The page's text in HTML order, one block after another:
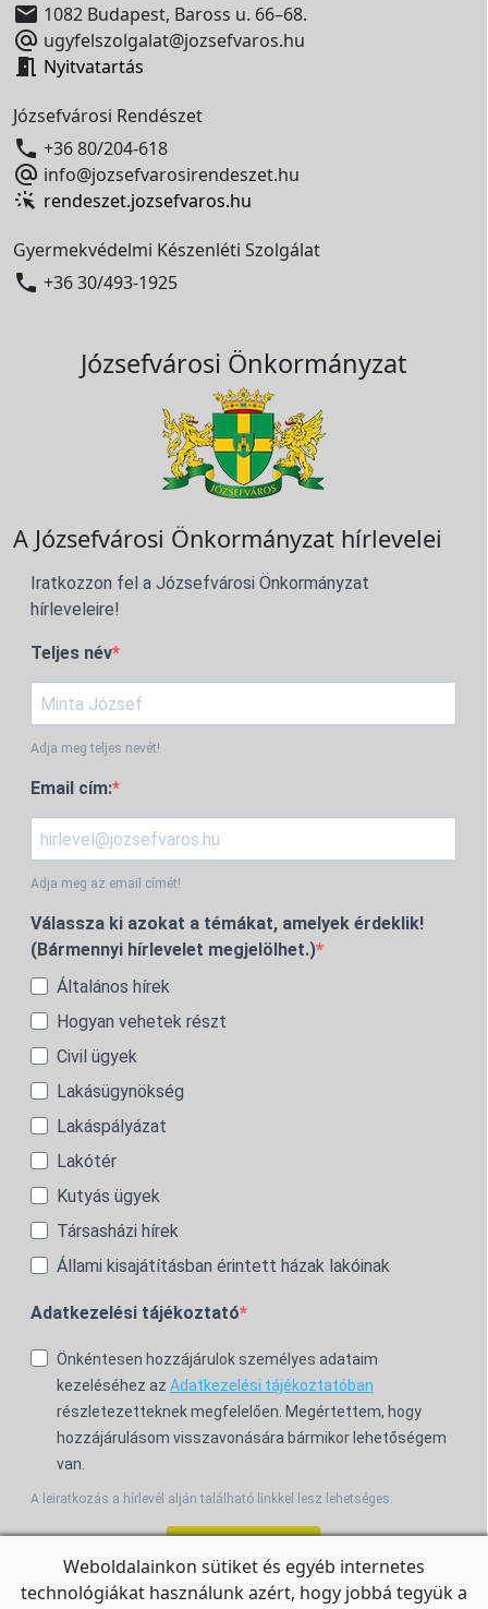
 1082 Budapest, Baross u. 66–68.
 ugyfelszolgalat@jozsefvaros.hu
 Nyitvatartás
Józsefvárosi Rendészet
 +36 80/204-618
 info@jozsefvarosirendeszet.hu
rendeszet.jozsefvaros.hu
Gyermekvédelmi Készenléti Szolgálat
 +36 30/493-1925
Józsefvárosi Önkormányzat
A Józsefvárosi Önkormányzat hírlevelei
Iratkozzon fel a Józsefvárosi Önkormányzat
hírleveleire!
Teljes név
Adja meg teljes nevét!
Email cím:
Adja meg az email címét!
Válassza ki azokat a témákat, amelyek érdeklik!
(Bármennyi hírlevelet megjelölhet.)
Általános hírek
Hogyan vehetek részt
Civil ügyek
Lakásügynökség
Lakáspályázat
Lakótér
Kutyás ügyek
Társasházi hírek
Állami kisajátításban érintett házak lakóinak
Adatkezelési tájékoztató
Önkéntesen hozzájárulok személyes adataim
kezeléséhez az Adatkezelési tájékoztatóban
részletezetteknek megfelelően. Megértettem, hogy
hozzájárulásom visszavonására bármikor lehetőségem
van.
A leiratkozás a hírlevél alján található linkkel lesz lehetséges.
Weboldalainkon sütiket és egyéb internetes
technológiákat használunk azért, hogy jobbá tegyük a